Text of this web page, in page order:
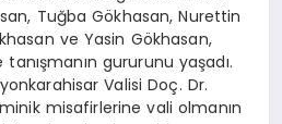
Tuğba Gökhasan, Nurettin
ve Yasin Gökhasan,
gururunu yaşadı.
Valisi Doç. Dr.
misafirlerine vali olmanın